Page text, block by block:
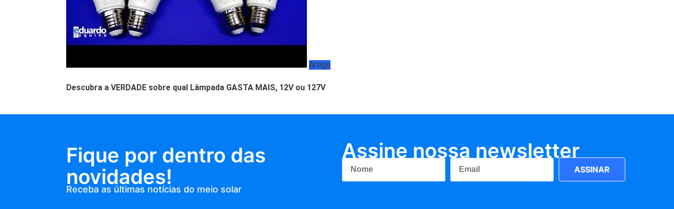
Artigo
Descubra a VERDADE sobre qual Lâmpada GASTA MAIS, 12V ou 127V
Fique por dentro das
novidades!
Receba as últimas notícias do meio solar
Assine nossa newsletter
ASSINAR